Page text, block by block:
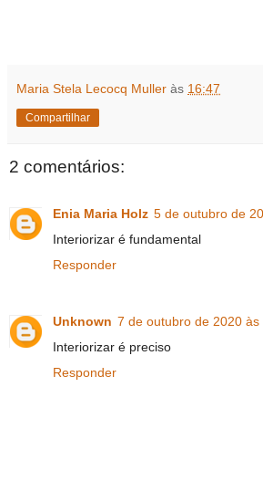
Maria Stela Lecocq Muller às 16:47
Compartilhar
2 comentários:
Enia Maria Holz 5 de outubro de
Interiorizar é fundamental
Responder
Unknown 7 de outubro de 2020 às
Interiorizar é preciso
Responder